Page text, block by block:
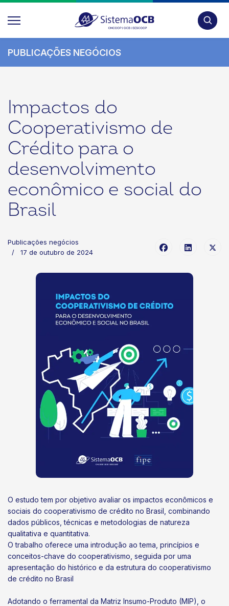
PUBLICAÇÕES NEGÓCIOS
Impactos do
Cooperativismo de
Crédito para o
desenvolvimento
econômico e social do
Brasil
Publicações negócios
17 de outubro de 2024
O estudo tem por objetivo avaliar os impactos econômicos e
sociais do cooperativismo de crédito no Brasil, combinando
dados públicos, técnicas e metodologias de natureza
qualitativa e quantitativa.
O trabalho oferece uma introdução ao tema, princípios e
conceitos-chave do cooperativismo, seguida por uma
apresentação do histórico e da estrutura do cooperativismo
de crédito no Brasil
Adotando o ferramental da Matriz Insumo-Produto (MIP), o